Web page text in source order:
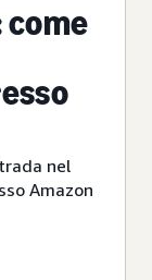
come
nel
Amazon